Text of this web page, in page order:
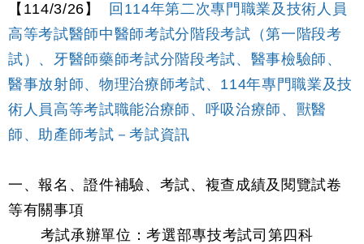
【114/3/26】
回114年第二次專門職業及技術人員
高等考試醫師中醫師考試分階段考試（第一階段考
試）、牙醫師藥師考試分階段考試、醫事檢驗師、
醫事放射師、物理治療師考試、114年專門職業及技
術人員高等考試職能治療師、呼吸治療師、獸醫
師、助產師考試－考試資訊
一、報名、證件補驗、考試、複查成績及閱覽試卷
等有關事項
考試承辦單位：考選部專技考試司第四科